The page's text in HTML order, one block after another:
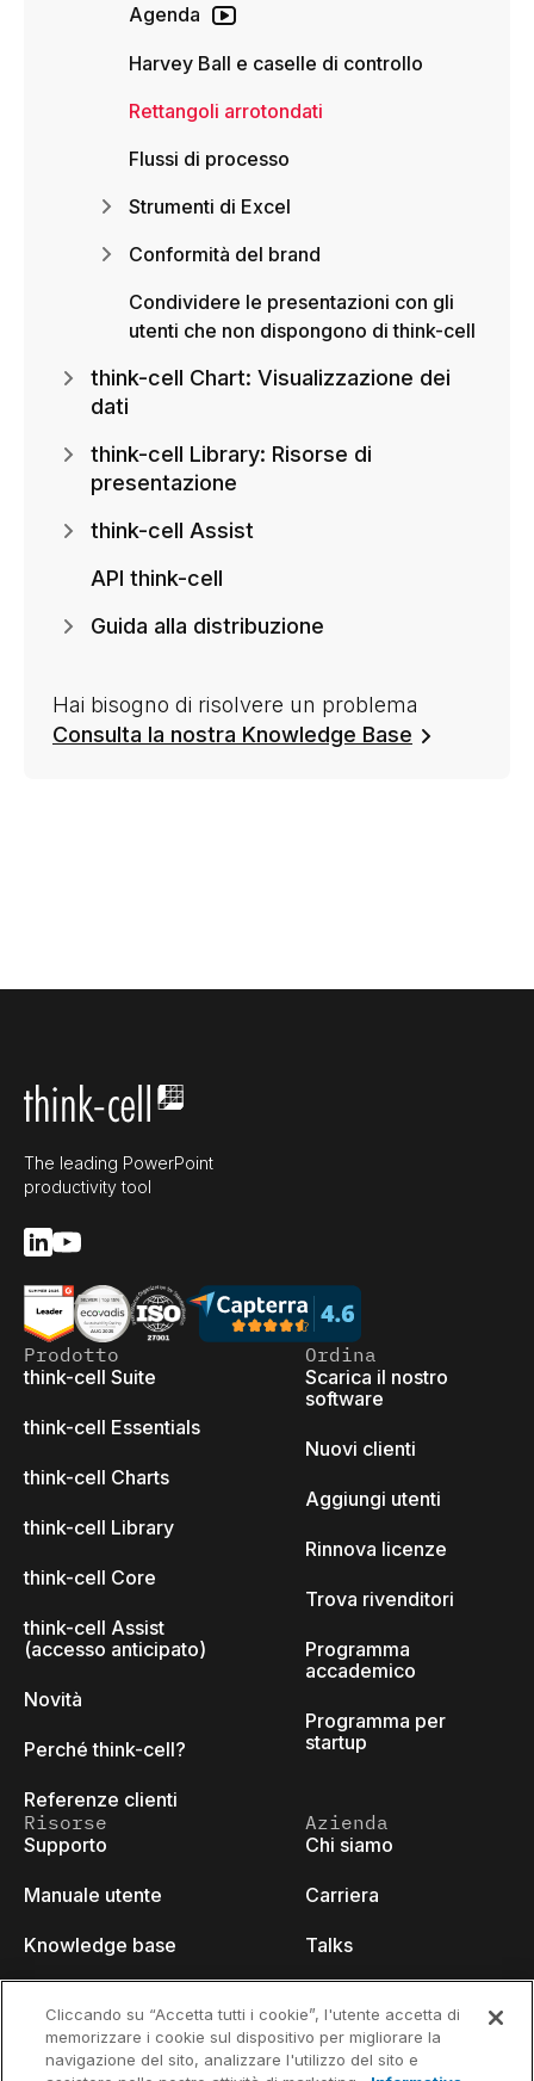
Agenda
Harvey Ball e caselle di controllo
Rettangoli arrotondati
Flussi di processo
Strumenti di Excel
Conformità del brand
Condividere le presentazioni con gli
utenti che non dispongono di think-cell
think-cell Chart: Visualizzazione dei
dati
think-cell Library: Risorse di
presentazione
think-cell Assist
API think-cell
Guida alla distribuzione
Hai bisogno di risolvere un problema
Consulta la nostra Knowledge Base
The leading PowerPoint
productivity tool
Prodotto
think-cell Suite
think-cell Essentials
think-cell Charts
think-cell Library
think-cell Core
think-cell Assist
(accesso anticipato)
Novità
Perché think-cell?
Referenze clienti
Ordina
Scarica il nostro
software
Nuovi clienti
Aggiungi utenti
Rinnova licenze
Trova rivenditori
Programma
accademico
Programma per
startup
Risorse
Supporto
Manuale utente
Knowledge base
Video tutorials
Azienda
Chi siamo
Carriera
Talks
Developer blog
Cliccando su “Accetta tutti i cookie”, l'utente accetta di
memorizzare i cookie sul dispositivo per migliorare la
navigazione del sito, analizzare l'utilizzo del sito e